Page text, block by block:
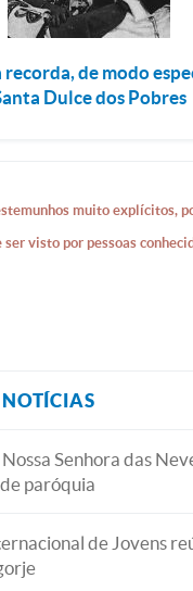
recorda, de modo
Dulce dos Pobres
muito explícitos,
visto por pessoas
Senhora das
paróquia
de Jovens